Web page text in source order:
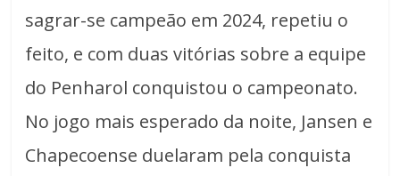
sagrar-se campeão em 2024, repetiu o
feito, e com duas vitórias sobre a equipe
do Penharol conquistou o campeonato.
No jogo mais esperado da noite, Jansen e
Chapecoense duelaram pela conquista